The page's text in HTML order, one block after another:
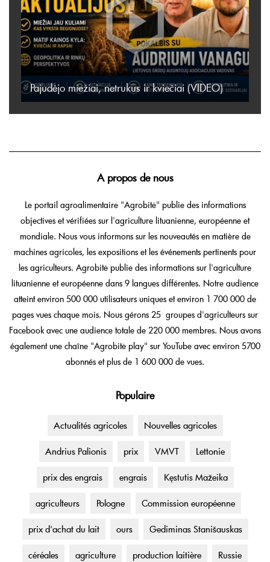
Pajudėjo miežiai, netrukus ir kviečiai (VIDEO)
A propos de nous
Le portail agroalimentaire "Agrobitė" publie des informations
objectives et vérifiées sur l'agriculture lituanienne, européenne et
mondiale. Nous vous informons sur les nouveautés en matière de
machines agricoles, les expositions et les événements pertinents pour
les agriculteurs. Agrobitė publie des informations sur l'agriculture
lituanienne et européenne dans 9 langues différentes. Notre audience
atteint environ 500 000 utilisateurs uniques et environ 1 700 000 de
pages vues chaque mois. Nous gérons 25 groupes d'agriculteurs sur
Facebook avec une audience totale de 220 000 membres. Nous avons
également une chaîne "Agrobitė play" sur YouTube avec environ 5700
abonnés et plus de 1 600 000 de vues.
Populaire
Actualités agricoles Nouvelles agricoles
Andrius Palionis prix VMVT Lettonie
prix des engrais engrais Kęstutis Mažeika
agriculteurs Pologne Commission européenne
prix d'achat du lait ours Gediminas Stanišauskas
céréales agriculture production laitière Russie